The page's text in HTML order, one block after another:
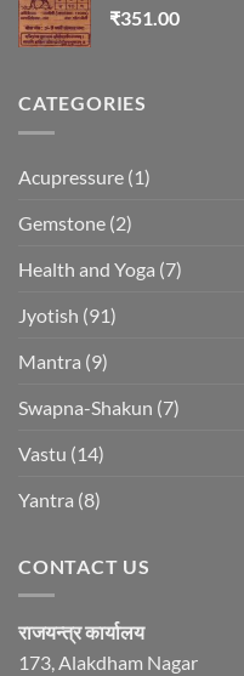
₹351.00
CATEGORIES
Acupressure (1)
Gemstone (2)
Health and Yoga (7)
Jyotish (91)
Mantra (9)
Swapna-Shakun (7)
Vastu (14)
Yantra (8)
CONTACT US
राजयन्त्र कार्यालय
173, Alakdham Nagar